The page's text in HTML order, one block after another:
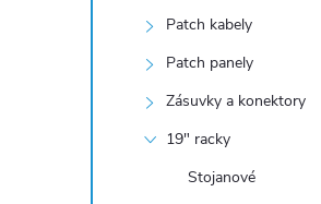
Patch kabely
Patch panely
Zásuvky a konektory
19" racky
Stojanové